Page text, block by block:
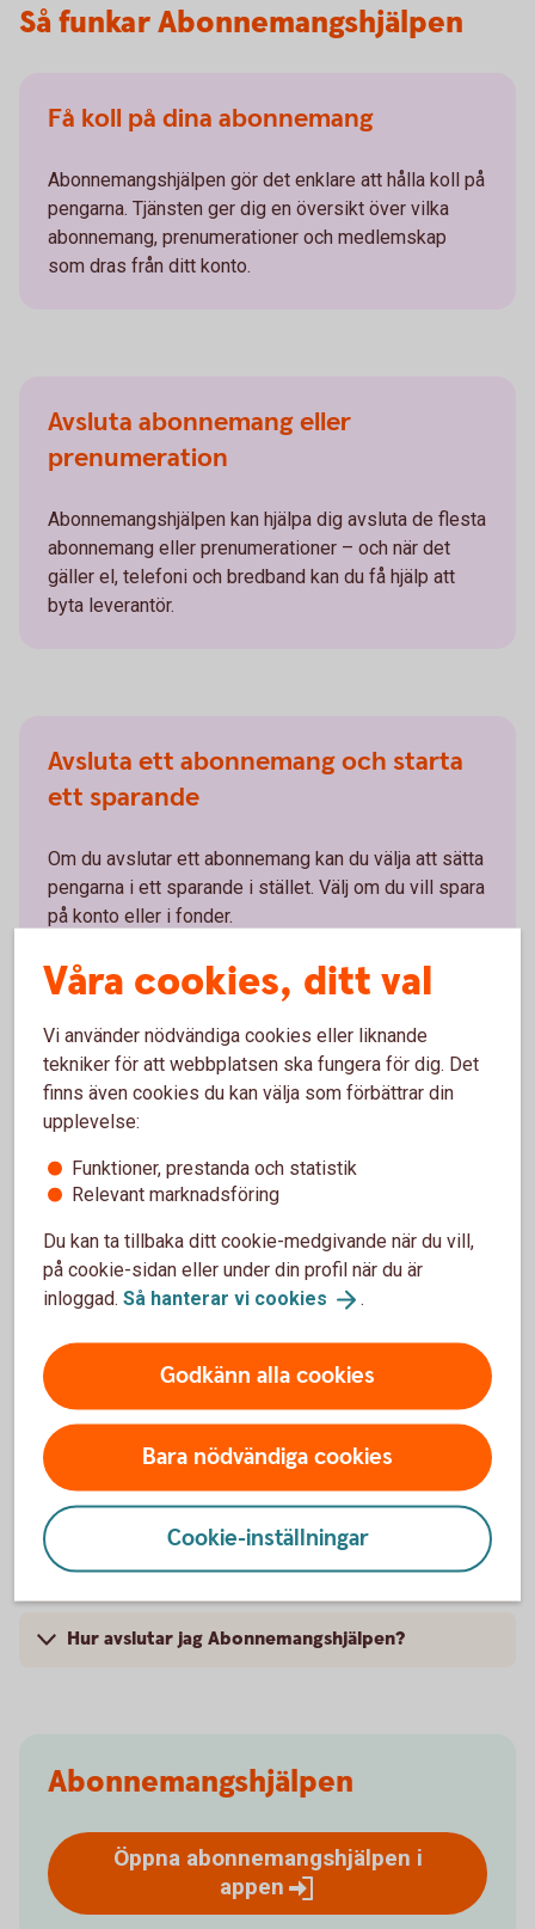
Så funkar Abonnemangshjälpen
Få koll på dina abonnemang
Abonnemangshjälpen gör det enklare att hålla koll på
pengarna. Tjänsten ger dig en översikt över vilka
abonnemang, prenumerationer och medlemskap
som dras från ditt konto.
Avsluta abonnemang eller
prenumeration
Abonnemangshjälpen kan hjälpa dig avsluta de flesta
abonnemang eller prenumerationer – och när det
gäller el, telefoni och bredband kan du få hjälp att
byta leverantör.
Avsluta ett abonnemang och starta
ett sparande
Om du avslutar ett abonnemang kan du välja att sätta
pengarna i ett sparande i stället. Välj om du vill spara
på konto eller i fonder.
Så hittar du Abonnemangshjälpen i
appen
Logga in i appen för privatpersoner och välj Du.
Under tjänster välj Abonnemangshjälpen och följ
instruktionerna på skärmen.
Frågor och svar om
Abonnemangshjälpen
Vad är abonnemangshjälpen?
Vad kostar det att använda
abonnemangshjälpen?
Hur avslutar jag Abonnemangshjälpen?
Abonnemangshjälpen
Öppna abonnemangshjälpen i
appen
Våra cookies, ditt val
Vi använder nödvändiga cookies eller liknande
tekniker för att webbplatsen ska fungera för dig. Det
finns även cookies du kan välja som förbättrar din
upplevelse:
Funktioner, prestanda och statistik
Relevant marknadsföring
Du kan ta tillbaka ditt cookie-medgivande när du vill,
på cookie-sidan eller under din profil när du är
inloggad. Så hanterar vi cookies .
Godkänn alla cookies
Bara nödvändiga cookies
Cookie-inställningar